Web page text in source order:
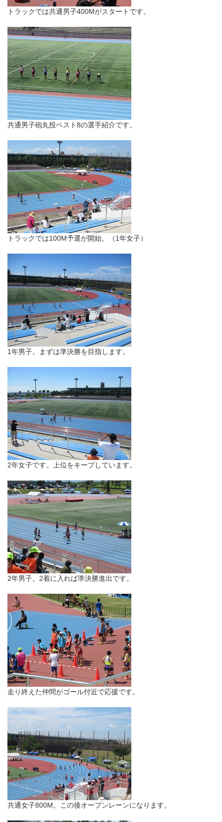
トラックでは共通男子400Mがスタートです。
共通男子砲丸投ベスト8の選手紹介です。
トラックでは100M予選が開始。（1年女子）
1年男子。まずは準決勝を目指します。
2年女子です。上位をキープしています。
2年男子。2着に入れば準決勝進出です。
走り終えた仲間がゴール付近で応援です。
共通女子800M。この後オープンレーンになります。